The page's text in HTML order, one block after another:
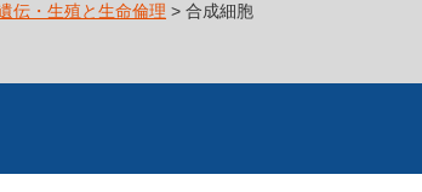
伝・生殖と生命倫理 > 合成細胞